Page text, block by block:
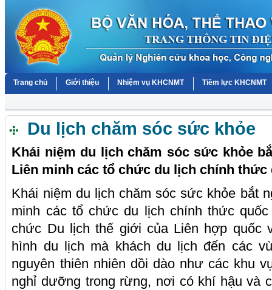
Trang chủ Giới thiệu Nhiệm vụ KHCNMT Tiềm lực KHCNMT
Du lịch chăm sóc sức khỏe
Khái niệm du lịch chăm sóc sức khỏe
Liên minh các tổ chức du lịch chính thức
Khái niệm du lịch chăm sóc sức khỏe bắt
minh các tổ chức du lịch chính thức
chức Du lịch thế giới của Liên hợp quốc
hình du lịch mà khách du lịch đến các
nguyên thiên nhiên dồi dào như các khu
nghỉ dưỡng trong rừng, nơi có khí hậu và